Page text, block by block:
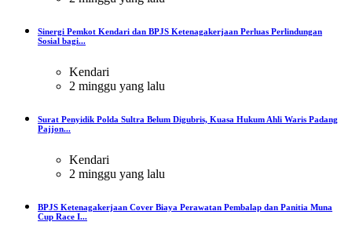
Sinergi Pemkot Kendari dan BPJS Ketenagakerjaan Perluas Perlindungan
Sosial bagi...
Kendari
2 minggu yang lalu
Surat Penyidik Polda Sultra Belum Digubris, Kuasa Hukum Ahli Waris Padang
Pajjon...
Kendari
2 minggu yang lalu
BPJS Ketenagakerjaan Cover Biaya Perawatan Pembalap dan Panitia Muna
Cup Race I...